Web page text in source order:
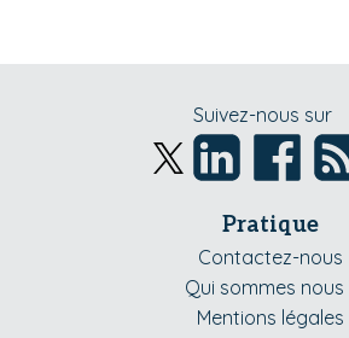
Suivez-nous sur
Pratique
Contactez-nous
Qui sommes nous
Mentions légales